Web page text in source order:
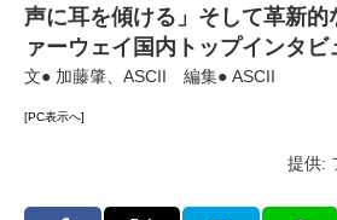
声に耳を傾ける」そして革新的
ァーウェイ国内トップインタビ
文● 加藤肇、ASCII 編集● ASCII
[PC表示へ]
提供: